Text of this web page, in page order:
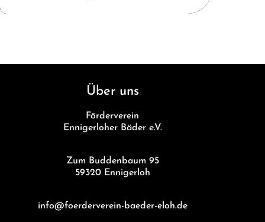
Über uns
Förderverein
Ennigerloher Bäder e.V.
Zum Buddenbaum 95
59320 Ennigerloh
info@foerderverein-baeder-eloh.de